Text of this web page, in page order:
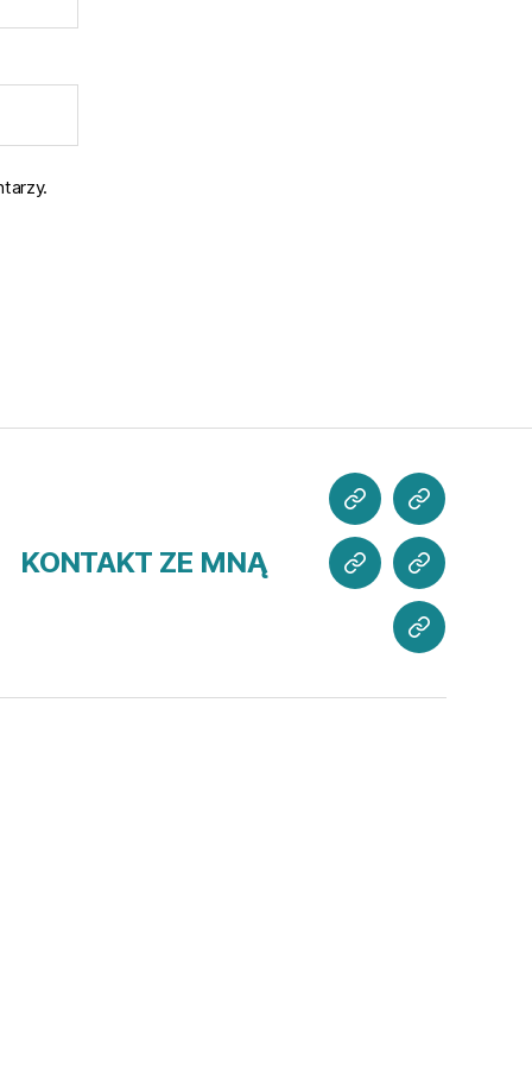
KONTAKT ZE MNĄ
POZNAJ
MNIE
CO
SŁYCHAĆ?
MOJE
PROJEKTY
WSPIERAJ
MISJĘ
KONTAKT
MNĄ